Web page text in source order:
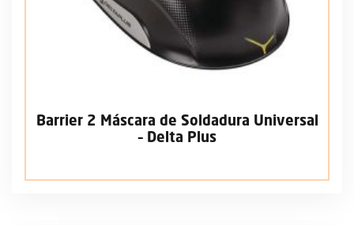
Barrier 2 Máscara de Soldadura Universal
– Delta Plus